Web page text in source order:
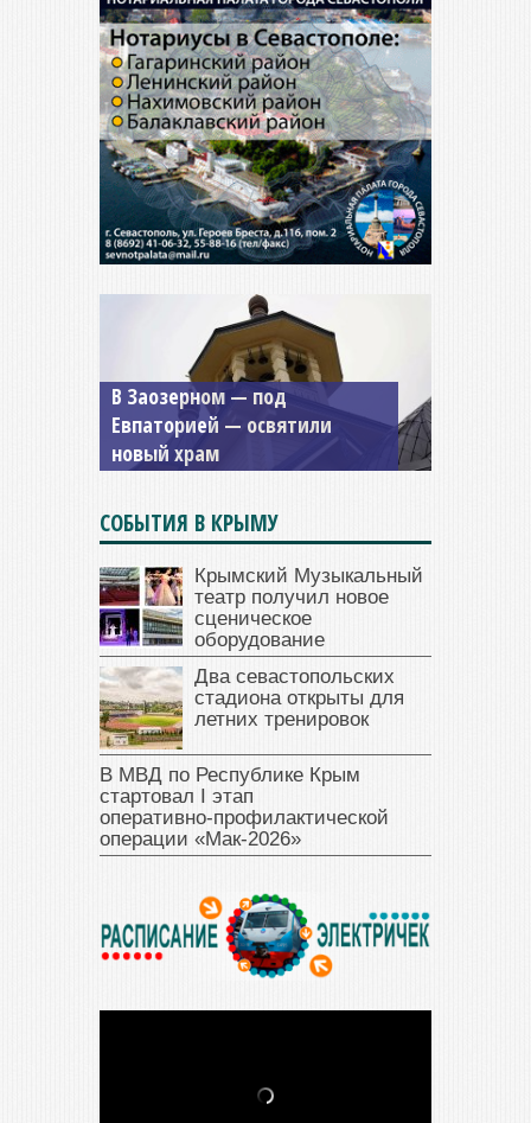
Мужской монастырь Косьмы
и Дамиана в Крыму вновь
открыт для посещения
СОБЫТИЯ В КРЫМУ
Крымский Музыкальный
театр получил новое
сценическое
оборудование
Два севастопольских
стадиона открыты для
летних тренировок
В МВД по Республике Крым
стартовал I этап
оперативно‑профилактической
операции «Мак‑2026»